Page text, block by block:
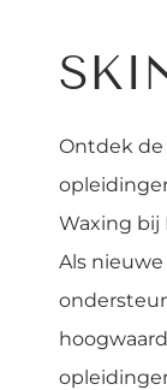
Ontdek de
Waxing bij
Als